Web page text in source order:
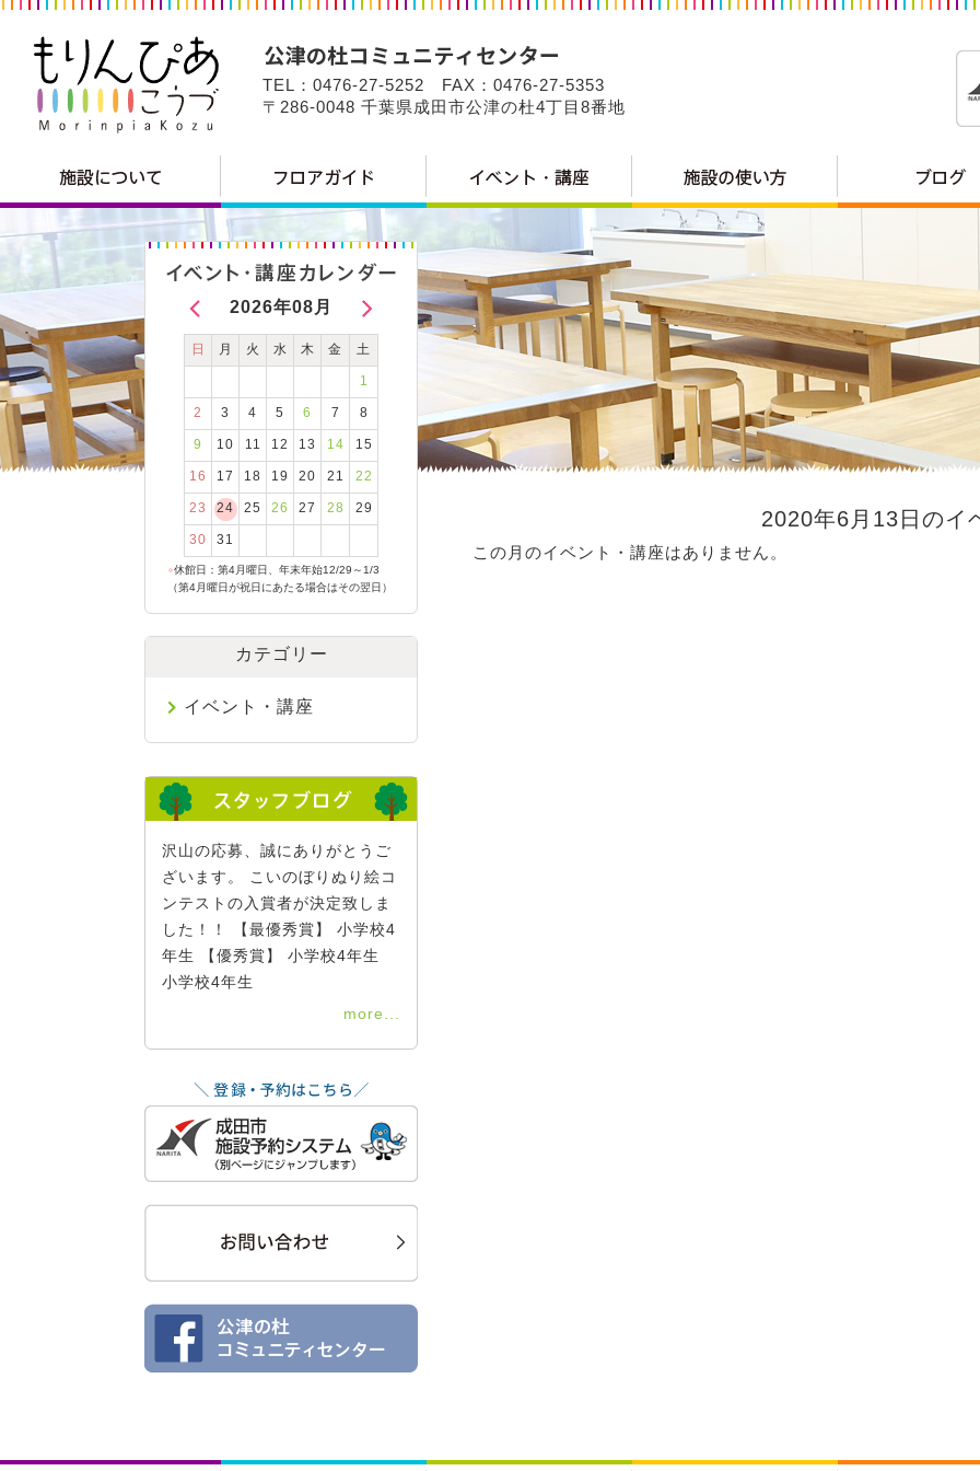
TEL：0476-27-5252 FAX：0476-27-5353
〒286-0048 千葉県成田市公津の杜4丁目8番地
2020年6月13日のイ
この月のイベント・講座はありません。
2026年08月
日 月 火 水 木 金 土
1
2 3 4 5 6 7 8
9 10 11 12 13 14 15
16 17 18 19 20 21 22
23 24 25 26 27 28 29
30 31
●休館日：第4月曜日、年末年始12/29～1/3
（第4月曜日が祝日にあたる場合はその翌日）
カテゴリー
イベント・講座
沢山の応募、誠にありがとうご
ざいます。 こいのぼりぬり絵コ
ンテストの入賞者が決定致しま
した！！ 【最優秀賞】 小学校4
年生 【優秀賞】 小学校4年生
小学校4年生
more...